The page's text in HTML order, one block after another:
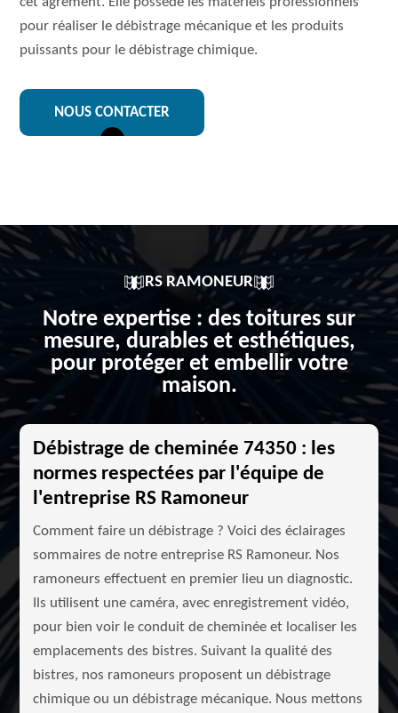
pour réaliser le débistrage mécanique et les produits
puissants pour le débistrage chimique.
NOUS CONTACTER
RS RAMONEUR
Notre expertise : des toitures sur
mesure, durables et esthétiques,
pour protéger et embellir votre
maison.
Débistrage de cheminée 74350 : les
normes respectées par l'équipe de
l'entreprise RS Ramoneur
Comment faire un débistrage ? Voici des éclairages
sommaires de notre entreprise RS Ramoneur. Nos
ramoneurs effectuent en premier lieu un diagnostic.
Ils utilisent une caméra, avec enregistrement vidéo,
pour bien voir le conduit de cheminée et localiser les
emplacements des bistres. Suivant la qualité des
bistres, nos ramoneurs proposent un débistrage
chimique ou un débistrage mécanique. Nous mettons